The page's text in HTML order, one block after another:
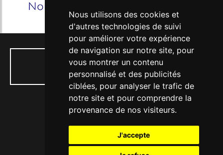
Nous utilisons des cookies et
d'autres technologies de suivi
pour améliorer votre expérience
de navigation sur notre site, pour
vous montrer un contenu
personnalisé et des publicités
ciblées, pour analyser le trafic de
notre site et pour comprendre la
provenance de nos visiteurs.
J'accepte
01 34 74 04 53
77, rue Paul Doumer - 56, Bd Victor Hugo
78130 LES MUREAUX